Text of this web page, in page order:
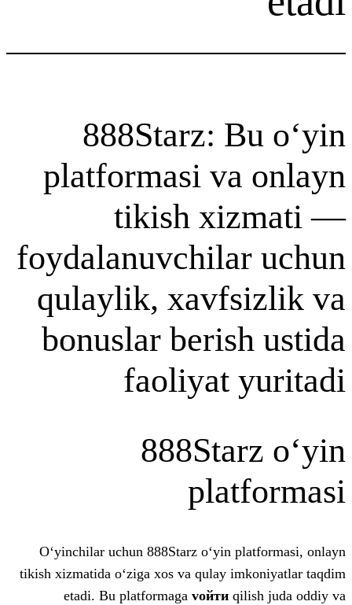
888Starz:
platformasi
tikish
qulaylik,
bonuslar
faoliyat
O‘yinchilar uchun 888Starz o‘yin
tikish xizmatida o‘ziga xos va qulay
etadi. Bu platformaga vойти